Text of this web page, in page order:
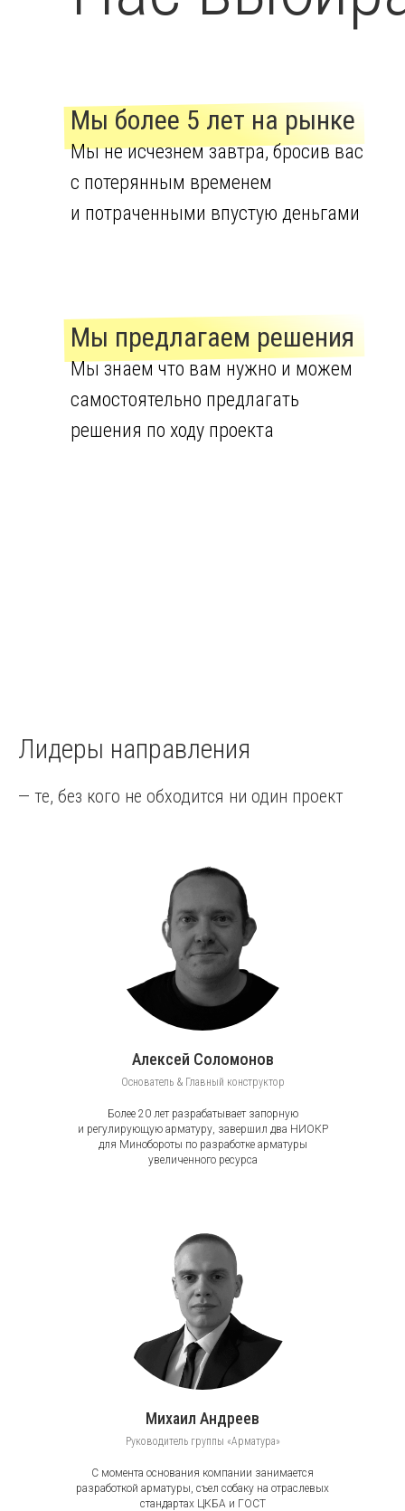
Мы предлагаем решения
Мы знаем что вам нужно и можем
самостоятельно предлагать
решения по ходу проекта
Мы более 5 лет на рынке
Мы не исчезнем завтра, бросив вас
с потерянным временем
и потраченными впустую деньгами
Лидеры направления
— те, без кого не обходится ни один проект
Алексей Соломонов
Основатель & Главный конструктор
Более 20 лет разрабатывает запорную
и регулирующую арматуру, завершил два НИОКР
для Минобороты по разработке арматуры
увеличенного ресурса
Михаил Андреев
Руководитель группы «Арматура»
С момента основания компании занимается
разработкой арматуры, съел собаку на отраслевых
стандартах ЦКБА и ГОСТ